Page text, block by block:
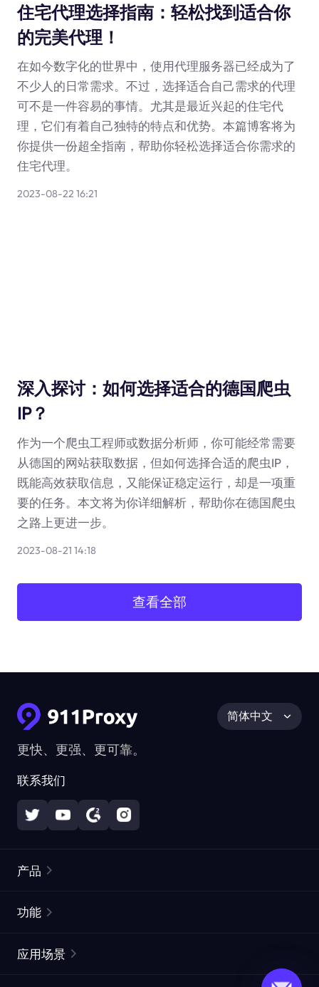
住宅代理选择指南：轻松找到适合你
的完美代理！
在如今数字化的世界中，使用代理服务器已经成为了
不少人的日常需求。不过，选择适合自己需求的代理
可不是一件容易的事情。尤其是最近兴起的住宅代
理，它们有着自己独特的特点和优势。本篇博客将为
你提供一份超全指南，帮助你轻松选择适合你需求的
住宅代理。
2023-08-22 16:21
深入探讨：如何选择适合的德国爬虫
IP？
作为一个爬虫工程师或数据分析师，你可能经常需要
从德国的网站获取数据，但如何选择合适的爬虫IP，
既能高效获取信息，又能保证稳定运行，却是一项重
要的任务。本文将为你详细解析，帮助你在德国爬虫
之路上更进一步。
2023-08-21 14:18
查看全部
更快、更强、更可靠。
联系我们
简体中文
产品
静态住宅代理
功能
应用场景